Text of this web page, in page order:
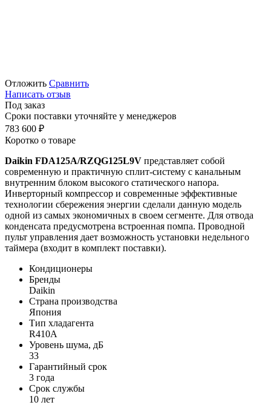
Отложить Сравнить
Написать отзыв
Под заказ
Сроки поставки уточняйте у менеджеров
783 600 ₽
Коротко о товаре
Daikin FDA125A/RZQG125L9V представляет собой
современную и практичную сплит-систему с канальным
внутренним блоком высокого статического напора.
Инверторный компрессор и современные эффективные
технологии сбережения энергии сделали данную модель
одной из самых экономичных в своем сегменте. Для отвода
конденсата предусмотрена встроенная помпа. Проводной
пульт управления дает возможность установки недельного
таймера (входит в комплект поставки).
Кондиционеры
Бренды
Daikin
Страна производства
Япония
Тип хладагента
R410A
Уровень шума, дБ
33
Гарантийный срок
3 года
Срок службы
10 лет